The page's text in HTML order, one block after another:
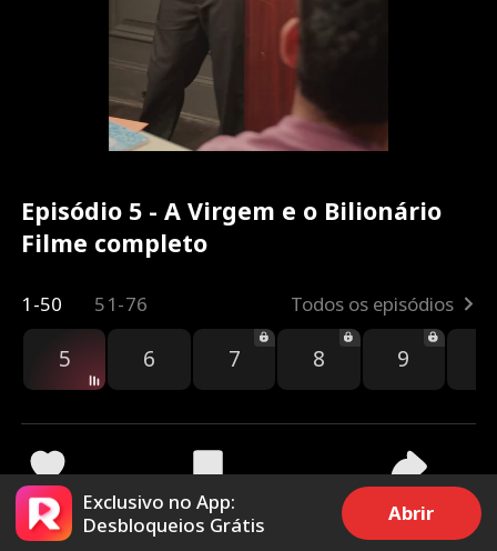
Episódio 5 - A Virgem e o Bilionário
Filme completo
1-50 51-76 Todos os episódios
5 6 7 8 9
20.5k 645k Compartilhar
Exclusivo no App:
Desbloqueios Grátis
Abrir